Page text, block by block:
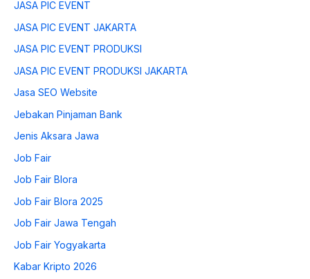
JASA PIC EVENT
JASA PIC EVENT JAKARTA
JASA PIC EVENT PRODUKSI
JASA PIC EVENT PRODUKSI JAKARTA
Jasa SEO Website
Jebakan Pinjaman Bank
Jenis Aksara Jawa
Job Fair
Job Fair Blora
Job Fair Blora 2025
Job Fair Jawa Tengah
Job Fair Yogyakarta
Kabar Kripto 2026